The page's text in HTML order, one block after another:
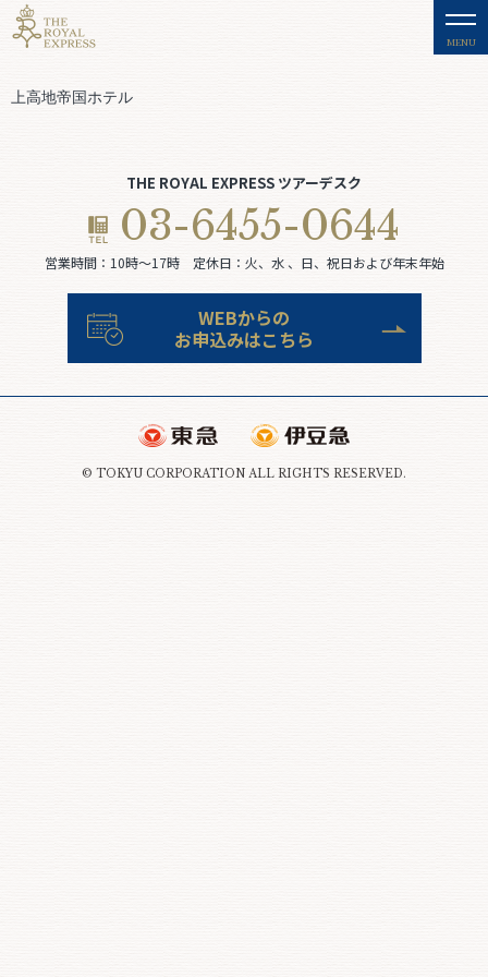
MENU
上高地帝国ホテル
THE ROYAL EXPRESS ツアーデスク
03-6455-0644
営業時間：10時〜17時 定休日：火、水 、日、祝日および年末年始
WEBからの
お申込みはこちら
© TOKYU CORPORATION ALL RIGHTS RESERVED.